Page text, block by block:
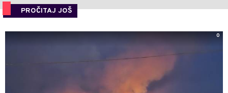
PROČITAJ JOŠ
0